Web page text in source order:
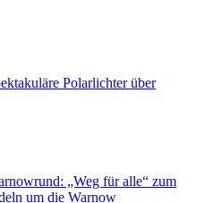
Polarlichter über
„Weg für alle“ zum
um die Warnow